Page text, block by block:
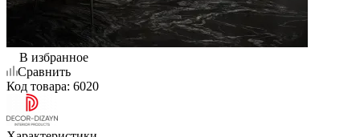
В избранное
Сравнить
Код товара: 6020